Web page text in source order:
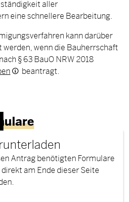
aller
eine schnellere Bearbeitung.
kann darüber
werden, wenn die Bauherrschaft
§ 63 BauO NRW 2018
beantragt.
Antrag benötigten Formulare
direkt am Ende dieser Seite